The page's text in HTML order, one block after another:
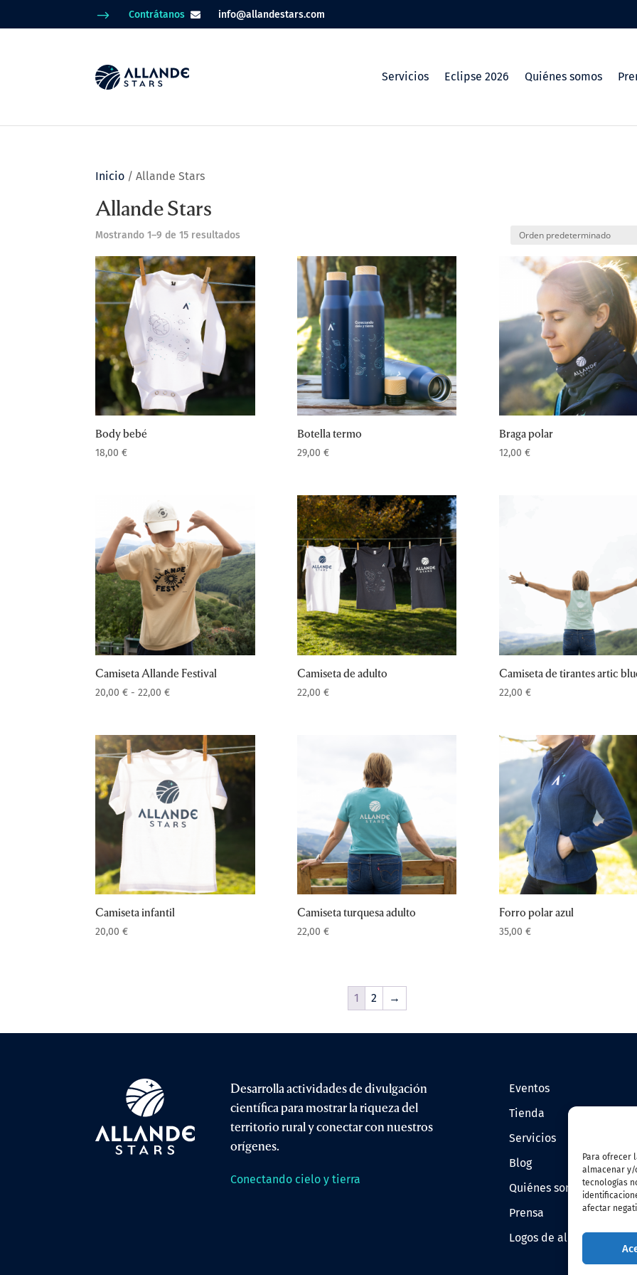
Para ofrecer
almacenar y/
tecnologías
afectar
$ Contrátanos  info@allandestars.com
Servicios Eclipse 2026 Quiénes somos
Inicio / Allande Stars
Allande Stars
Mostrando 1–9 de 15 resultados
Body bebé
18,00€
Botella termo
29,00 €
Braga polar
12,00 €
Camiseta Allande Festival
20,00€ - 22,00€Rango
desde
20,00 €
22,00 €
Camiseta de adulto
22,00 €
Camiseta de tirantes artic
22,00 €
Camiseta infantil
20,00€
Camiseta turquesa adulto
22,00 €
Forro polar azul
35,00 €
1 2 →
Desarrolla actividades de divulgación
científica para mostrar la riqueza del
territorio rural y conectar con nuestros
orígenes.
Conectando cielo y tierra
eventos
tienda
servicios
blog
quiénes somos
prensa
logos de allandestars